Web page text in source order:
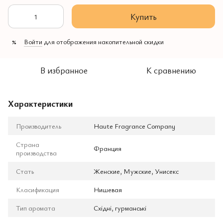
Купить
% Войти для отображения накопительной скидки
В избранное К сравнению
Характеристики
Производитель
Haute Fragrance Company
Страна
производства
Франция
Стать
Женские, Мужские, Унисекс
Класификация
Нишевая
Тип аромата
Східні, гурманські